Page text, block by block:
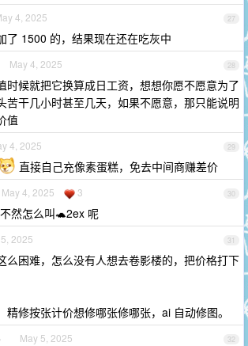
27
4, 2025
了 1500 的，结果现在还在吃灰中
28
May 4, 2025
时候就把它换算成日工资，想想你愿不愿意为了
苦干几小时甚至几天，如果不愿意，那只能说明
值
29
4, 2025
直接自己充像素蛋糕，免去中间商赚差价
30
May 4, 2025 3
然怎么叫🐢2ex 呢
31
2025
么困难，怎么没有人想去卷影楼的，把价格打下
精修按张计价想修哪张修哪张，ai 自动修图。
32
May 5, 2025